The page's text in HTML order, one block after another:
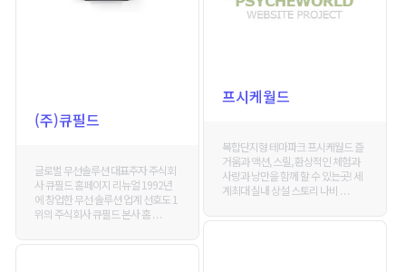
(주)큐필드
글로벌 무선솔루션 대표주자 주식회
사 큐필드 홈페이지 리뉴얼 1992년
에 창업한 무선 솔루션 업계 선호도 1
위의 주식회사 큐필드 본사 홈 . . .
프시케월드
복합단지형 테마파크 프시케월드 즐
거움과 액션, 스릴, 환상적인 체험과
사랑과 낭만을 함께 할 수 있는곳! 세
계최대 실내 상설 스토리 나비 . . .